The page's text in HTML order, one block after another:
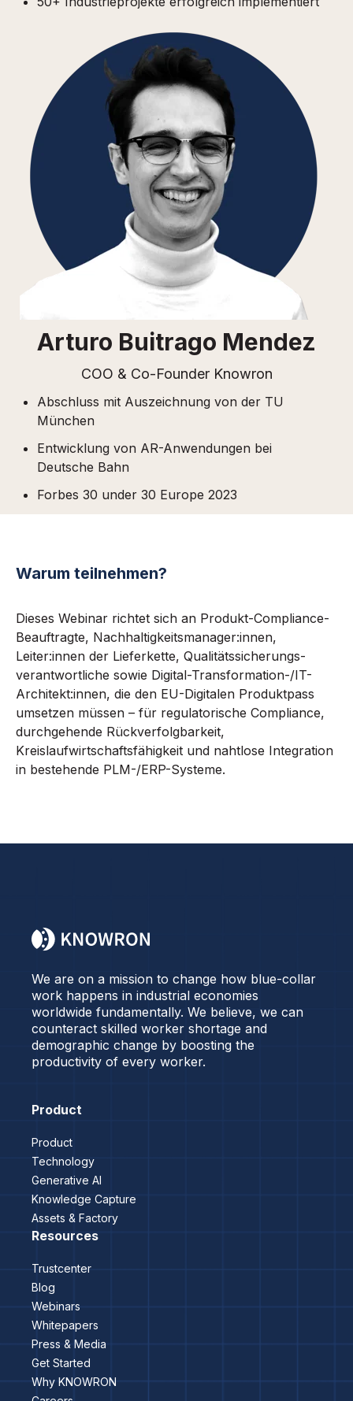
Arturo Buitrago Mendez
COO & Co-Founder Knowron
Abschluss mit Auszeichnung von der TU
München
Entwicklung von AR-Anwendungen bei
Deutsche Bahn
Forbes 30 under 30 Europe 2023
Warum teilnehmen?
Dieses Webinar richtet sich an Produkt-Compliance-
Beauftragte, Nachhaltigkeitsmanager:innen,
Leiter:innen der Lieferkette, Qualitäts­sicherungs­
verantwortliche sowie Digital-Transformation-/IT-
Architekt:innen, die den EU-Digitalen Produktpass
umsetzen müssen – für regulatorische Compliance,
durchgehende Rückverfolgbarkeit,
Kreislaufwirtschaftsfähigkeit und nahtlose Integration
in bestehende PLM-/ERP-Systeme.
We are on a mission to change how blue-collar
work happens in industrial economies
worldwide fundamentally. We believe, we can
counteract skilled worker shortage and
demographic change by boosting the
productivity of every worker.
Product
Product
Technology
Generative AI
Knowledge Capture
Assets & Factory
Resources
Trustcenter
Blog
Webinars
Whitepapers
Press & Media
Get Started
Why KNOWRON